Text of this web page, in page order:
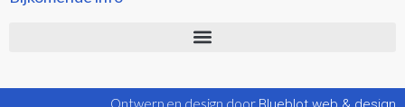
Ontwerp en design door